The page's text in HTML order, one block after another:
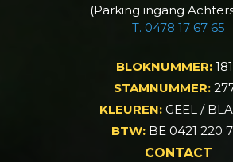
(Parking ingang
T. 0478 17 67 65
BLOKNUMMER:
STAMNUMMER:
KLEUREN: GEEL /
BTW:BE 0421 220
CONTACT